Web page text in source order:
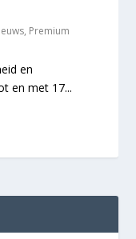
, Premium
en
en met 17...